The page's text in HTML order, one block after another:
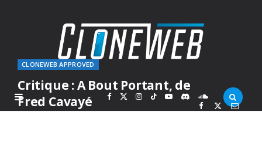
F I T Y S
CLONEWEB APPROVED
Critique : A Bout Portant, de
Fred Cavayé